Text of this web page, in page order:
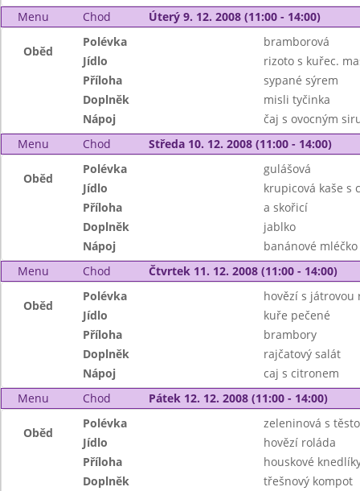
Menu
Chod Úterý 9. 12. 2008 (11:00 - 14:00)
Oběd
Polévka
bramborová
Jídlo
rizoto s kuřec.
Příloha
sypané sýrem
Doplněk
misli tyčinka
Nápoj
čaj s ovocným
Menu
Chod Středa 10. 12. 2008 (11:00 - 14:00)
Oběd
Polévka
gulášová
Jídlo
krupicová kaše s
Příloha
a skořicí
Doplněk
jablko
Nápoj
banánové
Menu
Chod Čtvrtek 11. 12. 2008 (11:00 - 14:00)
Oběd
Polévka
hovězí s játrovou
Jídlo
kuře pečené
Příloha
brambory
Doplněk
rajčatový salát
Nápoj
caj s citronem
Menu
Chod Pátek 12. 12. 2008 (11:00 - 14:00)
Oběd
Polévka
zeleninová s
Jídlo
hovězí roláda
Příloha
houskové
Doplněk
třešnový kompot